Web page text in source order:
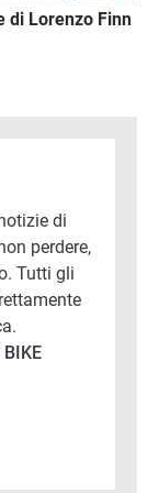
di Lorenzo Finn
di
perdere,
Tutti gli